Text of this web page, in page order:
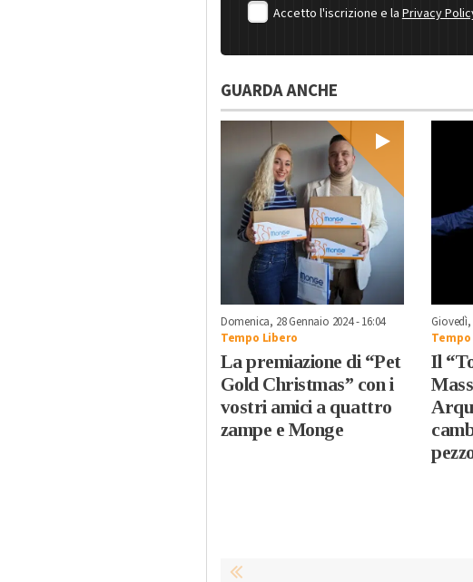
Accetto l'iscrizione e laPrivacy
GUARDA ANCHE
Domenica, 28 Gennaio 2024 - 16:04
Tempo Libero
La premiazione di “Pet
Gold Christmas” con i
vostri amici a quattro
zampe e Monge
Giovedì,
Il